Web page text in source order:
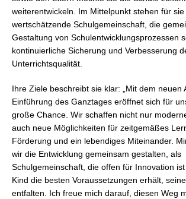
weiterentwickeln. Im Mittelpunkt stehen für
wertschätzende Schulgemeinschaft, die
Gestaltung von Schulentwicklungsprozessen
kontinuierliche Sicherung und Verbesserung
Unterrichtsqualität.
Ihre Ziele beschreibt sie klar: „Mit dem neuen
Einführung des Ganztages eröffnet sich für
große Chance. Wir schaffen nicht nur
auch neue Möglichkeiten für zeitgemäßes
Förderung und ein lebendiges Miteinander.
wir die Entwicklung gemeinsam gestalten, als
Schulgemeinschaft, die offen für Innovation
Kind die besten Voraussetzungen erhält,
entfalten. Ich freue mich darauf, diesen Weg